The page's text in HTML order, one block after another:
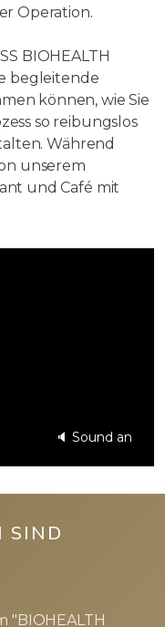
Operation.
BIOHEALTH
begleitende
können, wie Sie
so reibungslos
Während
unserem
und Café mit
🔈 Sound an
SIND
"BIOHEALTH